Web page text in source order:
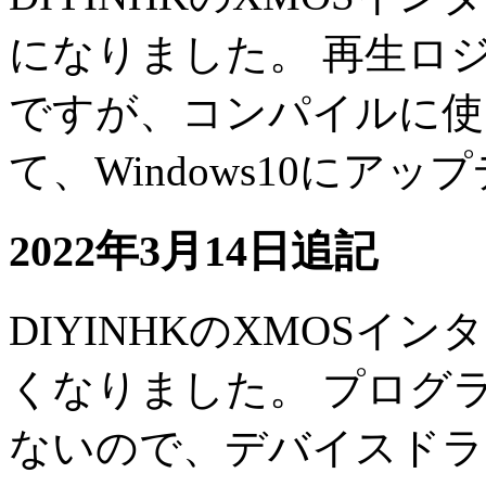
になりました。 再生ロ
ですが、コンパイルに
て、Windows10にアッ
2022年3月14日追記
DIYINHKのXMOSイン
くなりました。 プログ
ないので、デバイスド